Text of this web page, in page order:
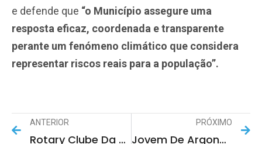
e defende que “o Município assegure uma
resposta eficaz, coordenada e transparente
perante um fenómeno climático que considera
representar riscos reais para a população”.
ANTERIOR
Rotary Clube Da Feira Empossa Nova Direção E Reforça Compromisso Com A Comunidade
PRÓXIMO
Jovem De Argoncilhe Conquista Quarto Título Nacional Consecutivo De Patinagem Artística